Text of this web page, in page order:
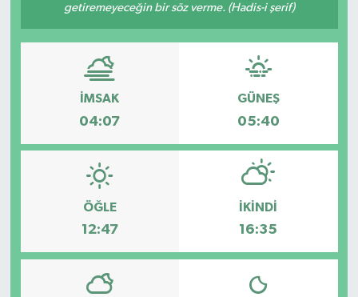
getiremeyeceğin bir söz verme. (Hadis-i şerif)
İMSAK
04:07
GÜNEŞ
05:40
ÖĞLE
12:47
İKINDI
16:35